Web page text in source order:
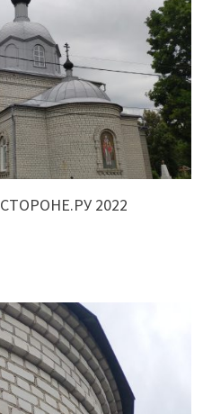
2022